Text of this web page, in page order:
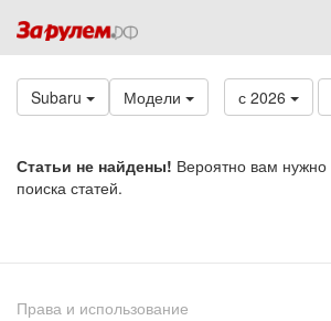
Subaru Модели с 2026
Статьи не найдены! Вероятно вам нужно
поиска статей.
Права и использование